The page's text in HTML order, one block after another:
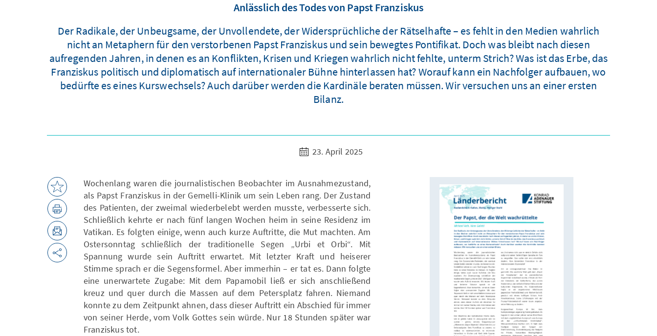
Anlässlich des Todes von Papst Franziskus
Der Radikale, der Unbeugsame, der Unvollendete, der Widersprüchliche der Rätselhafte – es fehlt in den Medien wahrlich
nicht an Metaphern für den verstorbenen Papst Franziskus und sein bewegtes Pontifikat. Doch was bleibt nach diesen
aufregenden Jahren, in denen es an Konflikten, Krisen und Kriegen wahrlich nicht fehlte, unterm Strich? Was ist das Erbe, das
Franziskus politisch und diplomatisch auf internationaler Bühne hinterlassen hat? Worauf kann ein Nachfolger aufbauen, wo
bedürfte es eines Kurswechsels? Auch darüber werden die Kardinäle beraten müssen. Wir versuchen uns an einer ersten
Bilanz.
23. April 2025
Wochenlang waren die journalistischen Beobachter im Ausnahmezustand,
als Papst Franziskus in der Gemelli-Klinik um sein Leben rang. Der Zustand
des Patienten, der zweimal wiederbelebt werden musste, verbesserte sich.
Schließlich kehrte er nach fünf langen Wochen heim in seine Residenz im
Vatikan. Es folgten einige, wenn auch kurze Auftritte, die Mut machten. Am
Ostersonntag schließlich der traditionelle Segen „Urbi et Orbi“. Mit
Spannung wurde sein Auftritt erwartet. Mit letzter Kraft und heiserer
Stimme sprach er die Segensformel. Aber immerhin – er tat es. Dann folgte
eine unerwartete Zugabe: Mit dem Papamobil ließ er sich anschließend
kreuz und quer durch die Massen auf dem Petersplatz fahren. Niemand
konnte zu dem Zeitpunkt ahnen, dass dieser Auftritt ein Abschied für immer
von seiner Herde, vom Volk Gottes sein würde. Nur 18 Stunden später war
Franziskus tot.